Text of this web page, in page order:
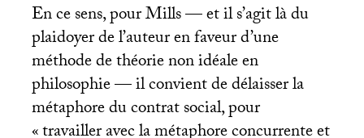
En ce sens, pour Mills — et il s’agit là du
plaidoyer de l’auteur en faveur d’une
méthode de théorie non idéale en
philosophie — il convient de délaisser la
métaphore du contrat social, pour